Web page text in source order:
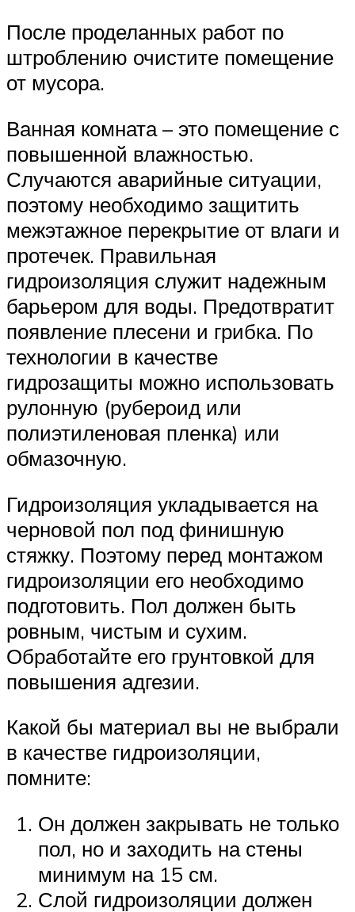
После проделанных работ по
штроблению очистите помещение
от мусора.
Ванная комната – это помещение с
повышенной влажностью.
Случаются аварийные ситуации,
поэтому необходимо защитить
межэтажное перекрытие от влаги и
протечек. Правильная
гидроизоляция служит надежным
барьером для воды. Предотвратит
появление плесени и грибка. По
технологии в качестве
гидрозащиты можно использовать
рулонную (рубероид или
полиэтиленовая пленка) или
обмазочную.
Гидроизоляция укладывается на
черновой пол под финишную
стяжку. Поэтому перед монтажом
гидроизоляции его необходимо
подготовить. Пол должен быть
ровным, чистым и сухим.
Обработайте его грунтовкой для
повышения адгезии.
Какой бы материал вы не выбрали
в качестве гидроизоляции,
помните:
Он должен закрывать не только
пол, но и заходить на стены
минимум на 15 см.
Слой гидроизоляции должен